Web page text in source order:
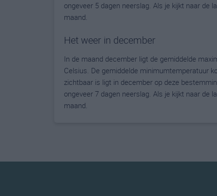
ongeveer 5 dagen neerslag. Als je kijkt naar de
maand.
Het weer in december
In de maand december ligt de gemiddelde
Celsius. De gemiddelde minimumtemperatuur
zichtbaar is ligt in december op deze
ongeveer 7 dagen neerslag. Als je kijkt naar de
maand.